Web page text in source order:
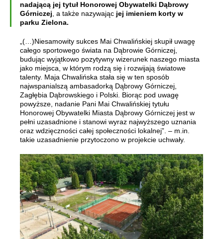
nadającą jej tytuł Honorowej Obywatelki Dąbrowy
Górniczej , a także nazywając jej imieniem korty w
parku Zielona.
„(…)Niesamowity sukces Mai Chwalińskiej skupił uwagę
całego sportowego świata na Dąbrowie Górniczej,
budując wyjątkowo pozytywny wizerunek naszego miasta
jako miejsca, w którym rodzą się i rozwijają światowe
talenty. Maja Chwalińska stała się w ten sposób
najwspanialszą ambasadorką Dąbrowy Górniczej,
Zagłębia Dąbrowskiego i Polski. Biorąc pod uwagę
powyższe, nadanie Pani Mai Chwalińskiej tytułu
Honorowej Obywatelki Miasta Dąbrowy Górniczej jest w
pełni uzasadnione i stanowi wyraz najwyższego uznania
oraz wdzięczności całej społeczności lokalnej”. – m.in.
takie uzasadnienie przytoczono w projekcie uchwały.